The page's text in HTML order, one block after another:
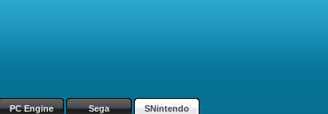
PC Engine Sega SNintendo